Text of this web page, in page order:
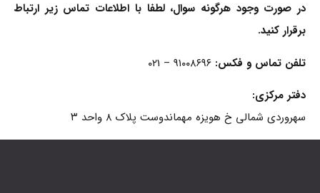
در صورت وجود هرگونه سوال، لطفا با اطلاعات تماس زیر ارتباط
برقرار کنید.
تلفن تماس و فکس:
دفتر مرکزی:
سهروردی شمالی خ هویزه مهماندوست پلاک ۸ واحد ۳